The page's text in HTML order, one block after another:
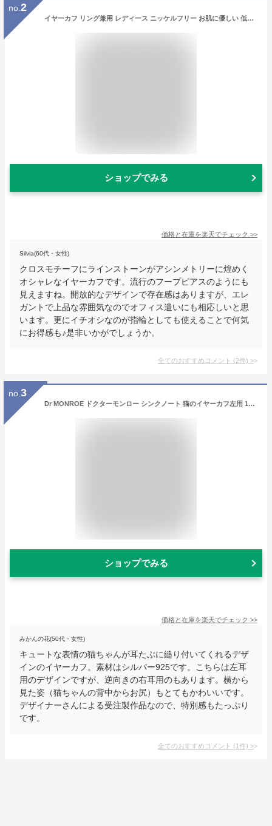
no. 2
イヤーカフ リング兼用 レディース ニッケルフリー お肌に優しい 低金属アレルギー 安心 フープ 重ね付け風 クロス キラキラ 細め 細い 華奢 指輪 シルバー ゴールド イヤカフ シンプル 綺麗 可愛い プレゼント ギフト メール便 送料無料
ショップでみる
価格と在庫を楽天でチェック >>
Silvia(60代・女性)
クロスモチーフにラインストーンがアシンメトリーに煌めく
オシャレなイヤーカフです。流行のフープピアスのようにも
見えますね。開放的なデザインで存在感はありますが、エレ
ガントで上品な雰囲気なのでオフィス遣いにも相応しいと思
います。更にイチオシなのが指輪としても使えることで何気
にお得感も♪是非いかがでしょうか。
全てのおすすめコメント (2件) >
no. 3
Dr MONROE ドクターモンロー シンクノート 猫のイヤーカフ左用 1P 片耳 イヤーカフ シルバー925 シルバー シルバーイヤーカフ シルバーアクセサリー シルバーアクセ ブランド レディース 女性 彼女 耳飾り かわいい 可愛い ネコ 人気 ギフト プレゼント
ショップでみる
価格と在庫を楽天でチェック >>
みかんの花(50代・女性)
キュートな表情の猫ちゃんが耳たぶに縋り付いてくれるデザ
インのイヤーカフ。素材はシルバー925です。こちらは左耳
用のデザインですが、逆向きの右耳用のもあります。横から
見た姿（猫ちゃんの背中からお尻）もとてもかわいいです。
デザイナーさんによる受注製作品なので、特別感もたっぷり
です。
全てのおすすめコメント (1件) >